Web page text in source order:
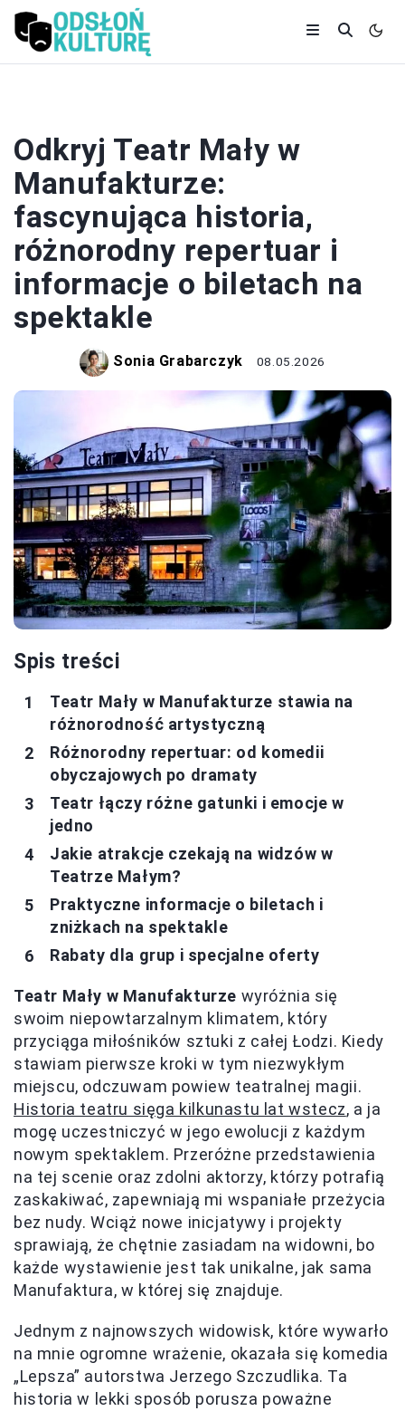
Odkryj Teatr Mały w
Manufakturze:
fascynująca historia,
różnorodny repertuar i
informacje o biletach na
spektakle
Sonia Grabarczyk 08.05.2026
Spis treści
Teatr Mały w Manufakturze stawia na
różnorodność artystyczną
Różnorodny repertuar: od komedii
obyczajowych po dramaty
Teatr łączy różne gatunki i emocje w
jedno
Jakie atrakcje czekają na widzów w
Teatrze Małym?
Praktyczne informacje o biletach i
zniżkach na spektakle
Rabaty dla grup i specjalne oferty
Teatr Mały w Manufakturze wyróżnia się
swoim niepowtarzalnym klimatem, który
przyciąga miłośników sztuki z całej Łodzi. Kiedy
stawiam pierwsze kroki w tym niezwykłym
miejscu, odczuwam powiew teatralnej magii.
Historia teatru sięga kilkunastu lat wstecz, a ja
mogę uczestniczyć w jego ewolucji z każdym
nowym spektaklem. Przeróżne przedstawienia
na tej scenie oraz zdolni aktorzy, którzy potrafią
zaskakiwać, zapewniają mi wspaniałe przeżycia
bez nudy. Wciąż nowe inicjatywy i projekty
sprawiają, że chętnie zasiadam na widowni, bo
każde wystawienie jest tak unikalne, jak sama
Manufaktura, w której się znajduje.
Jednym z najnowszych widowisk, które wywarło
na mnie ogromne wrażenie, okazała się komedia
„Lepsza” autorstwa Jerzego Szczudlika. Ta
historia w lekki sposób porusza poważne